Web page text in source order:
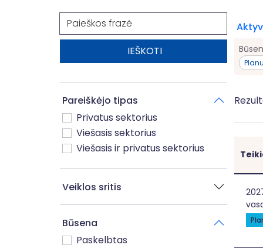
Paieška
Pareiškėjo tipas
Privatus sektorius
Viešasis sektorius
Viešasis ir privatus sektorius
Veiklos sritis
Būsena
Paskelbtas